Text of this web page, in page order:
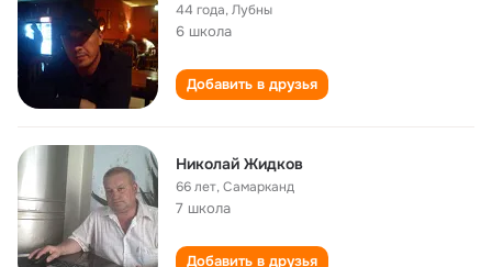
44 года,Лубны
6 школа
Добавить в друзья
Николай Жидков
66 лет,Самарканд
7 школа
Добавить в друзья